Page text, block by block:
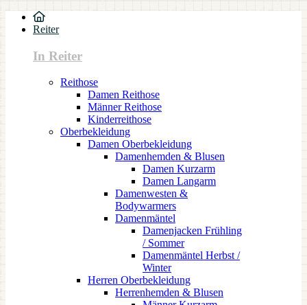
Reiter
In Reiter
Reithose
Damen Reithose
Männer Reithose
Kinderreithose
Oberbekleidung
Damen Oberbekleidung
Damenhemden & Blusen
Damen Kurzarm
Damen Langarm
Damenwesten &
Bodywarmers
Damenmäntel
Damenjacken Frühling
/ Sommer
Damenmäntel Herbst /
Winter
Herren Oberbekleidung
Herrenhemden & Blusen